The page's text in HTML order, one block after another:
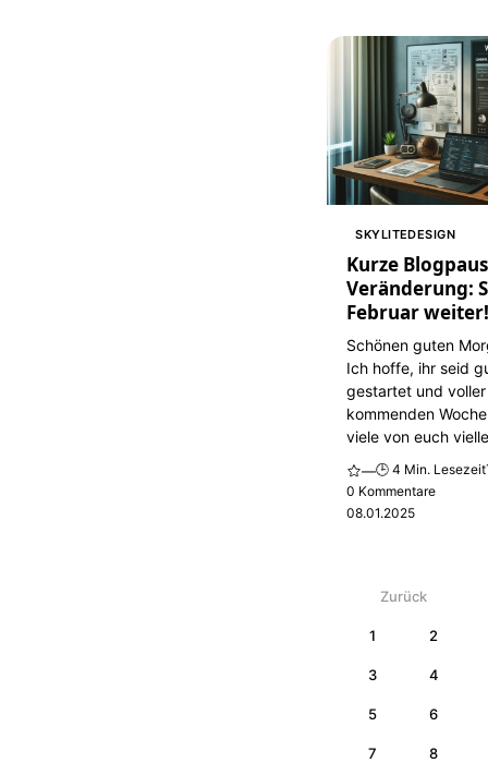
SKYLITEDESIGN
Kurze
Veränderung:
Februar
Schönen guten
Ich hoffe, ihr seid
gestartet und
kommenden
viele von euch
—🕒 4 Min. Lesezeit
0 Kommentare
08.01.2025
Zurück
1 2
3 4
5 6
7 8